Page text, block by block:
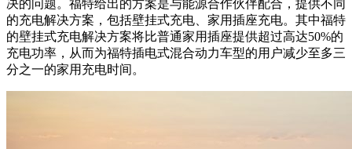
决的问题。福特给出的方案是与能源合作伙伴配合，提供不同
的充电解决方案，包括壁挂式充电、家用插座充电。其中福特
的壁挂式充电解决方案将比普通家用插座提供超过高达50%的
充电功率，从而为福特插电式混合动力车型的用户减少至多三
分之一的家用充电时间。